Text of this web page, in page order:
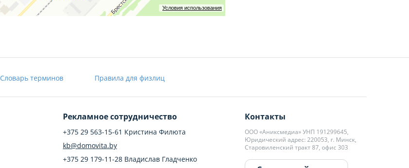
Условия использования
Словарь терминов Правила для физлиц
Рекламное сотрудничество
+375 29 563-15-61 Кристина Филюта
kb@domovita.by
+375 29 179-11-28 Владислав Гладченко
Контакты
ООО «Аниксмедиа» УНП 191299645,
Юридический адрес: 220053, г. Минск,
Старовиленский тракт 87, офис 303